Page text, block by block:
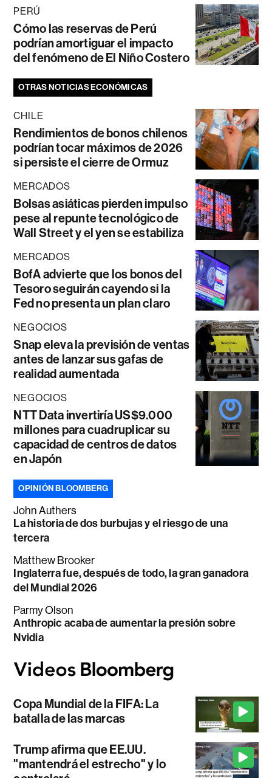
PERÚ
Cómo las reservas de Perú
podrían amortiguar el impacto
del fenómeno de El Niño Costero
OTRAS NOTICIAS ECONÓMICAS
CHILE
Rendimientos de bonos chilenos
podrían tocar máximos de 2026
si persiste el cierre de Ormuz
MERCADOS
Bolsas asiáticas pierden impulso
pese al repunte tecnológico de
Wall Street y el yen se estabiliza
MERCADOS
BofA advierte que los bonos del
Tesoro seguirán cayendo si la
Fed no presenta un plan claro
NEGOCIOS
Snap eleva la previsión de ventas
antes de lanzar sus gafas de
realidad aumentada
NEGOCIOS
NTT Data invertiría US$9.000
millones para cuadruplicar su
capacidad de centros de datos
en Japón
OPINIÓN BLOOMBERG
John Authers
La historia de dos burbujas y el riesgo de una
tercera
Matthew Brooker
Inglaterra fue, después de todo, la gran ganadora
del Mundial 2026
Parmy Olson
Anthropic acaba de aumentar la presión sobre
Nvidia
Copa Mundial de la FIFA: La
batalla de las marcas
Trump afirma que EE.UU.
"mantendrá el estrecho" y lo